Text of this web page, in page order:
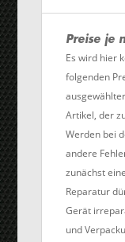
Preise je
Es wird hier
folgenden
Artikel, der
Werden bei
andere
zunächst
Reparatur
Gerät
und